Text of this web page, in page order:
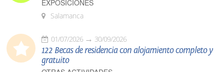
EXPOSICIONES
Salamanca
01/07/2026 30/09/2026
122 Becas de residencia con alojamiento completo y
gratuito